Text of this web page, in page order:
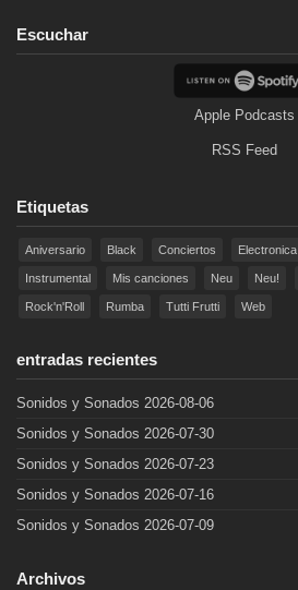
Escuchar
Apple Podcasts
RSS Feed
Etiquetas
Aniversario Black Conciertos Electronica
Instrumental Mis canciones Neu Neu!
Rock'n'Roll Rumba Tutti Frutti Web
entradas recientes
Sonidos y Sonados 2026-08-06
Sonidos y Sonados 2026-07-30
Sonidos y Sonados 2026-07-23
Sonidos y Sonados 2026-07-16
Sonidos y Sonados 2026-07-09
Archivos